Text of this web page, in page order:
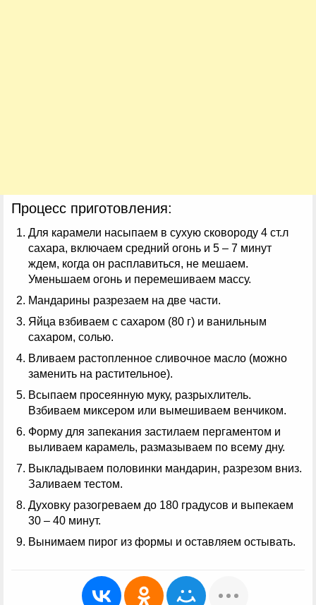
Процесс приготовления:
Для карамели насыпаем в сухую сковороду 4 ст.л
сахара, включаем средний огонь и 5 – 7 минут
ждем, когда он расплавиться, не мешаем.
Уменьшаем огонь и перемешиваем массу.
Мандарины разрезаем на две части.
Яйца взбиваем с сахаром (80 г) и ванильным
сахаром, солью.
Вливаем растопленное сливочное масло (можно
заменить на растительное).
Всыпаем просеянную муку, разрыхлитель.
Взбиваем миксером или вымешиваем венчиком.
Форму для запекания застилаем пергаментом и
выливаем карамель, размазываем по всему дну.
Выкладываем половинки мандарин, разрезом вниз.
Заливаем тестом.
Духовку разогреваем до 180 градусов и выпекаем
30 – 40 минут.
Вынимаем пирог из формы и оставляем остывать.